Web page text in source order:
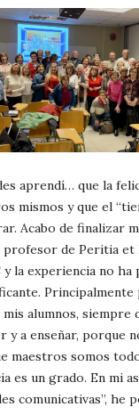
aprendí… que la
mismos y que el
Acabo de finalizar
profesor de Peritia et
y la experiencia no ha
Principalmente
mis alumnos, siempre
y a enseñar, porque
maestros somos
es un grado. En mi
comunicativas”, he